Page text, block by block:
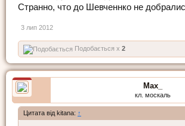
Странно, что до Шевченнко не
3 лип 2012
Подобається x 2
Max_
кл. москаль
Цитата від kitana: ↑